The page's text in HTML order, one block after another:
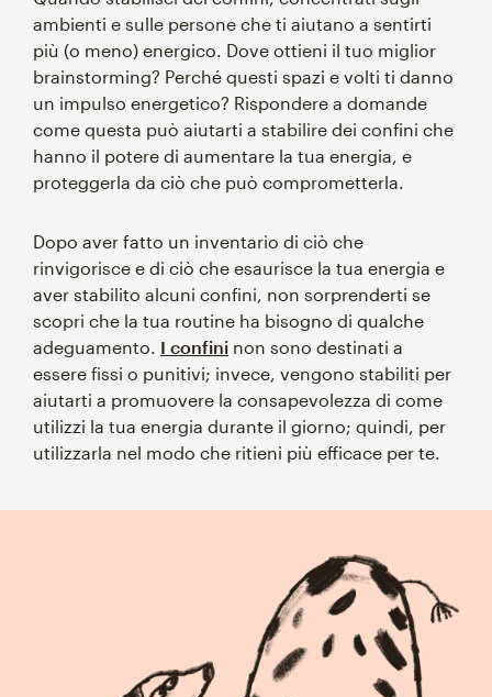
ambienti e sulle persone che ti aiutano a sentirti
più (o meno) energico. Dove ottieni il tuo miglior
brainstorming? Perché questi spazi e volti ti danno
un impulso energetico? Rispondere a domande
come questa può aiutarti a stabilire dei confini che
hanno il potere di aumentare la tua energia, e
proteggerla da ciò che può comprometterla.
Dopo aver fatto un inventario di ciò che
rinvigorisce e di ciò che esaurisce la tua energia e
aver stabilito alcuni confini, non sorprenderti se
scopri che la tua routine ha bisogno di qualche
adeguamento. I confini non sono destinati a
essere fissi o punitivi; invece, vengono stabiliti per
aiutarti a promuovere la consapevolezza di come
utilizzi la tua energia durante il giorno; quindi, per
utilizzarla nel modo che ritieni più efficace per te.